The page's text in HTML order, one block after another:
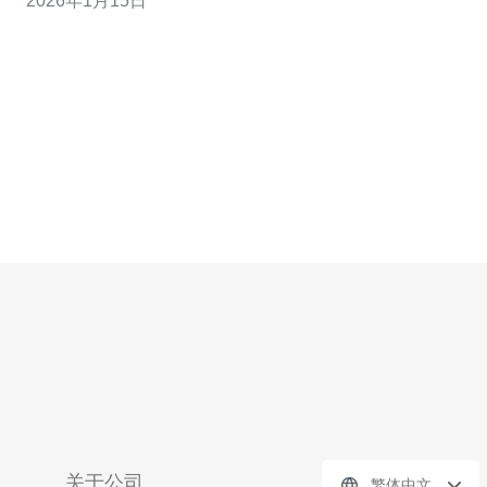
服务和技术支持，成为了用户的理想选择。 新加坡cn2直
关于公司